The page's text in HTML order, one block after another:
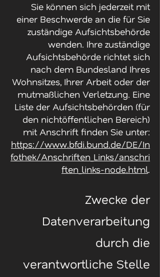
Sie können sich jederzeit mit
einer Beschwerde an die für Sie
zuständige Aufsichtsbehörde
wenden. Ihre zuständige
Aufsichtsbehörde richtet sich
nach dem Bundesland Ihres
Wohnsitzes, Ihrer Arbeit oder der
mutmaßlichen Verletzung. Eine
Liste der Aufsichtsbehörden (für
den nichtöffentlichen Bereich)
mit Anschrift finden Sie unter:
https://www.bfdi.bund.de/DE/In
fothek/Anschriften_Links/anschri
ften_links-node.html.
Zwecke der
Datenverarbeitung
durch die
verantwortliche Stelle